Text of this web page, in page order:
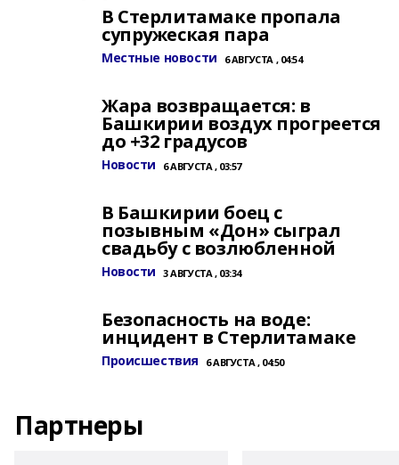
В Стерлитамаке пропала
супружеская пара
Местные новости 6 АВГУСТА , 04:54
Жара возвращается: в
Башкирии воздух прогреется
до +32 градусов
Новости 6 АВГУСТА , 03:57
В Башкирии боец с
позывным «Дон» сыграл
свадьбу с возлюбленной
Новости 3 АВГУСТА , 03:34
Безопасность на воде:
инцидент в Стерлитамаке
Происшествия 6 АВГУСТА , 04:50
Партнеры